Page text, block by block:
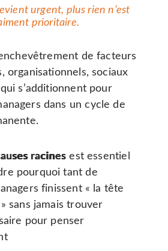
urgent, plus rien n’est
prioritaire.
enchevêtrement de facteurs
organisationnels, sociaux
s’additionnent pour
dans un cycle de
racines est essentiel
pourquoi tant de
finissent « la tête
sans jamais trouver
pour penser